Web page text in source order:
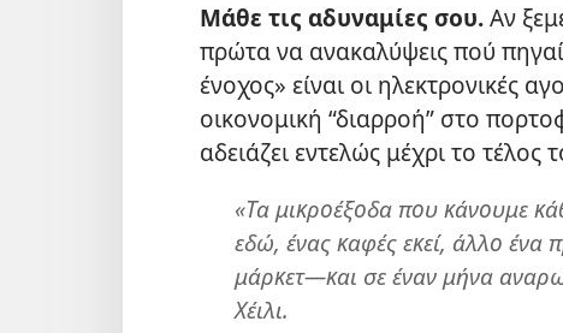
Μάθε τις αδυναμίες σου.Αν
πρώτα να ανακαλύψεις πού
ένοχος» είναι οι ηλεκτρονικές
οικονομική “διαρροή” στο
αδειάζει εντελώς μέχρι το τέλος
«Τα μικροέξοδα που κάνουμε
εδώ, ένας καφές εκεί, άλλο ένα
μάρκετ—και σε έναν μήνα
Χέιλι.